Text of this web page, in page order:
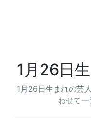
1月26日
1月26日生まれの芸
わせて一